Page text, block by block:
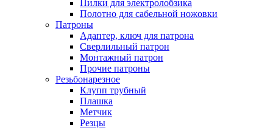
Пилки для электролобзика
Полотно для сабельной ножовки
Патроны
Адаптер, ключ для патрона
Сверлильный патрон
Монтажный патрон
Прочие патроны
Резьбонарезное
Клупп трубный
Плашка
Метчик
Резцы